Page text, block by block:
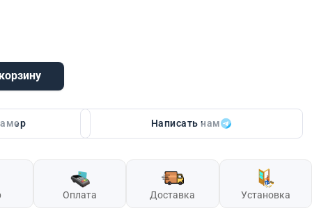
Forta (серебро, букле черный)
Написать нам
Оплата Доставка Установка